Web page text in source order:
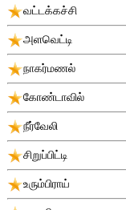
வட்டக்கச்சி
அளவெட்டி
நாகர்மணல்
கோண்டாவில்
நீர்வேலி
சிறுப்பிட்டி
உரும்பிராய்